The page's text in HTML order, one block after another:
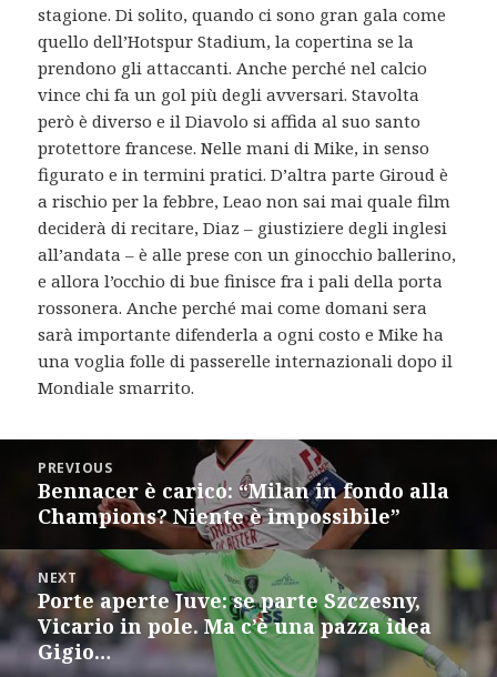
stagione. Di solito, quando ci sono gran gala come
quello dell’Hotspur Stadium, la copertina se la
prendono gli attaccanti. Anche perché nel calcio
vince chi fa un gol più degli avversari. Stavolta
però è diverso e il Diavolo si affida al suo santo
protettore francese. Nelle mani di Mike, in senso
figurato e in termini pratici. D’altra parte Giroud è
a rischio per la febbre, Leao non sai mai quale film
deciderà di recitare, Diaz – giustiziere degli inglesi
all’andata – è alle prese con un ginocchio ballerino,
e allora l’occhio di bue finisce fra i pali della porta
rossonera. Anche perché mai come domani sera
sarà importante difenderla a ogni costo e Mike ha
una voglia folle di passerelle internazionali dopo il
Mondiale smarrito.
navigation
PREVIOUS
Previous
post:
Bennacer è carico: “Milan in fondo alla
Champions? Niente è impossibile”
NEXT
Next
post:
Porte aperte Juve: se parte Szczesny,
Vicario in pole. Ma c’è una pazza idea
Gigio…